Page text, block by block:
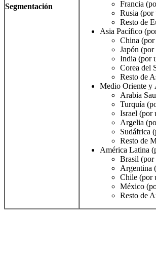
Segmentación
Francia
Rusia (por
Resto de
Asia Pacífico
China
Japón
India (por
Corea del
Resto de
Medio Oriente y
Arabia
Turquía
Israel (por
Argelia
Sudáfrica
Resto de
América Latina
Brasil (por
Argentina
Chile (por
México
Resto de